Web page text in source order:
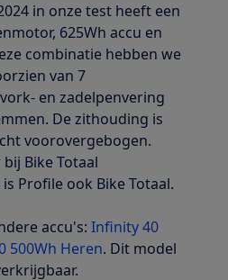
in onze test heeft een
625Wh accu en
combinatie hebben we
van 7
en zadelpenvering
De zithouding is
voorovergebogen.
Bike Totaal
Profile ook Bike Totaal.
accu's: Infinity 40
500Wh Heren. Dit model